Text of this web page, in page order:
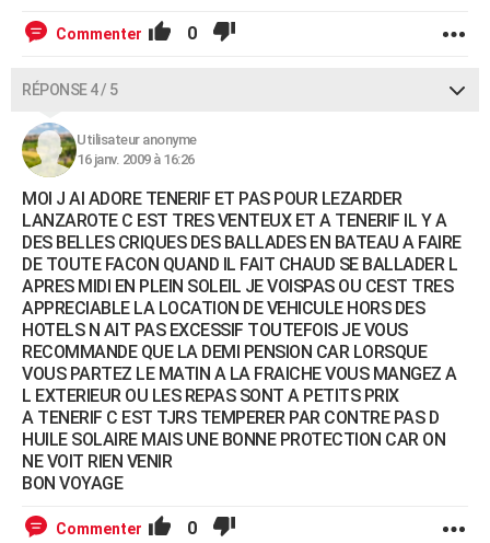
Commenter 0
RÉPONSE 4 / 5
Utilisateur anonyme
16 janv. 2009 à 16:26
MOI J AI ADORE TENERIF ET PAS POUR LEZARDER
LANZAROTE C EST TRES VENTEUX ET A TENERIF IL Y A
DES BELLES CRIQUES DES BALLADES EN BATEAU A FAIRE
DE TOUTE FACON QUAND IL FAIT CHAUD SE BALLADER L
APRES MIDI EN PLEIN SOLEIL JE VOISPAS OU CEST TRES
APPRECIABLE LA LOCATION DE VEHICULE HORS DES
HOTELS N AIT PAS EXCESSIF TOUTEFOIS JE VOUS
RECOMMANDE QUE LA DEMI PENSION CAR LORSQUE
VOUS PARTEZ LE MATIN A LA FRAICHE VOUS MANGEZ A
L EXTERIEUR OU LES REPAS SONT A PETITS PRIX
A TENERIF C EST TJRS TEMPERER PAR CONTRE PAS D
HUILE SOLAIRE MAIS UNE BONNE PROTECTION CAR ON
NE VOIT RIEN VENIR
BON VOYAGE
Commenter 0